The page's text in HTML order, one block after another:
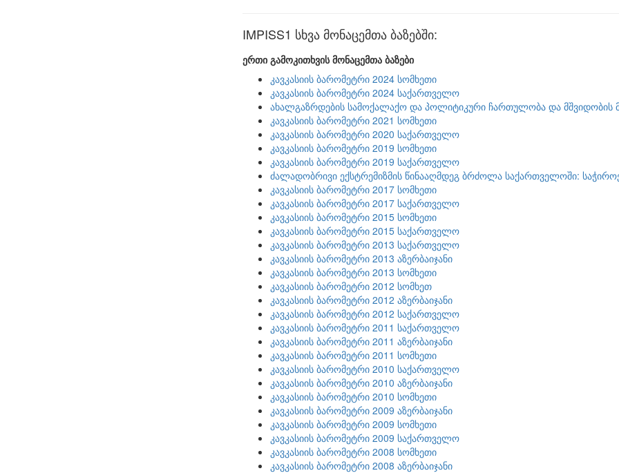
IMPISS1 სხვა მონაცემთა ბაზებში:
ერთი გამოკითხვის მონაცემთა ბაზები
კავკასიის ბარომეტრი 2024 სომხეთი
კავკასიის ბარომეტრი 2024 საქართველო
ახალგაზრდების სამოქალაქო და პოლიტიკური ჩართულობა და მშვიდობის
კავკასიის ბარომეტრი 2021 სომხეთი
კავკასიის ბარომეტრი 2020 საქართველო
კავკასიის ბარომეტრი 2019 სომხეთი
კავკასიის ბარომეტრი 2019 საქართველო
ძალადობრივი ექსტრემიზმის წინააღმდეგ ბრძოლა საქართველოში:
კავკასიის ბარომეტრი 2017 სომხეთი
კავკასიის ბარომეტრი 2017 საქართველო
კავკასიის ბარომეტრი 2015 სომხეთი
კავკასიის ბარომეტრი 2015 საქართველო
კავკასიის ბარომეტრი 2013 საქართველო
კავკასიის ბარომეტრი 2013 აზერბაიჯანი
კავკასიის ბარომეტრი 2013 სომხეთი
კავკასიის ბარომეტრი 2012 სომხეთ
კავკასიის ბარომეტრი 2012 აზერბაიჯანი
კავკასიის ბარომეტრი 2012 საქართველო
კავკასიის ბარომეტრი 2011 საქართველო
კავკასიის ბარომეტრი 2011 აზერბაიჯანი
კავკასიის ბარომეტრი 2011 სომხეთი
კავკასიის ბარომეტრი 2010 საქართველო
კავკასიის ბარომეტრი 2010 აზერბაიჯანი
კავკასიის ბარომეტრი 2010 სომხეთი
კავკასიის ბარომეტრი 2009 აზერბაიჯანი
კავკასიის ბარომეტრი 2009 სომხეთი
კავკასიის ბარომეტრი 2009 საქართველო
კავკასიის ბარომეტრი 2008 სომხეთი
კავკასიის ბარომეტრი 2008 აზერბაიჯანი